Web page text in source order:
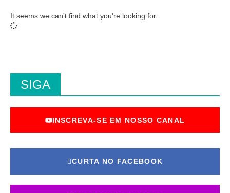
It seems we can't find what you're looking for.
SIGA
INSCREVA-SE EM NOSSO CANAL
CURTA NO FACEBOOK